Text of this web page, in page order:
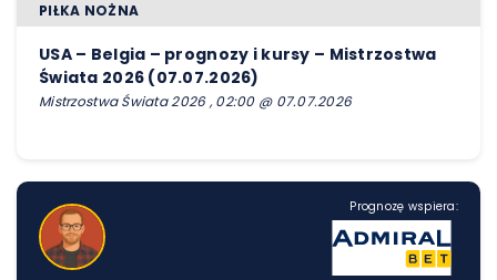
PIŁKA NOŻNA
USA – Belgia – prognozy i kursy – Mistrzostwa
Świata 2026 (07.07.2026)
Mistrzostwa Świata 2026 , 02:00 @ 07.07.2026
Prognozę wspiera: